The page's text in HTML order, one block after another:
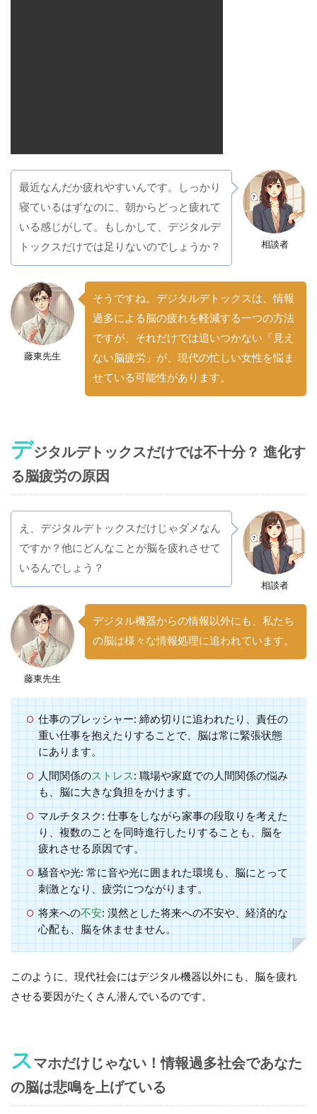
相談者
最近なんだか疲れやすいんです。しっかり
寝ているはずなのに、朝からどっと疲れて
いる感じがして。もしかして、デジタルデ
トックスだけでは足りないのでしょうか？
藤東先生
そうですね。デジタルデトックスは、情報
過多による脳の疲れを軽減する一つの方法
ですが、それだけでは追いつかない「見え
ない脳疲労」が、現代の忙しい女性を悩ま
せている可能性があります。
デジタルデトックスだけでは不十分？ 進化す
る脳疲労の原因
相談者
え、デジタルデトックスだけじゃダメなん
ですか？他にどんなことが脳を疲れさせて
いるんでしょう？
藤東先生
デジタル機器からの情報以外にも、私たち
の脳は様々な情報処理に追われています。
仕事のプレッシャー:締め切りに追われたり、責任の
重い仕事を抱えたりすることで、脳は常に緊張状態
にあります。
人間関係のストレス:職場や家庭での人間関係の悩み
も、脳に大きな負担をかけます。
マルチタスク:仕事をしながら家事の段取りを考えた
り、複数のことを同時進行したりすることも、脳を
疲れさせる原因です。
騒音や光:常に音や光に囲まれた環境も、脳にとって
刺激となり、疲労につながります。
将来への不安: 漠然とした将来への不安や、経済的な
心配も、脳を休ませません。
このように、現代社会にはデジタル機器以外にも、脳を疲れ
させる要因がたくさん潜んでいるのです。
ス マホだけじゃない！情報過多社会であなた
の脳は悲鳴を上げている